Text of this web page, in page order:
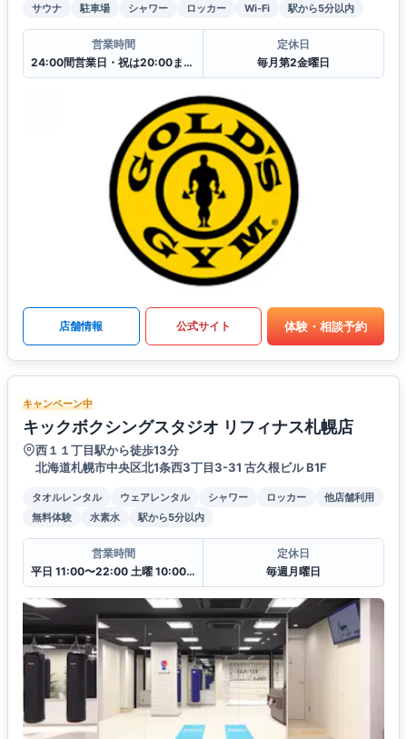
サウナ 駐車場 シャワー ロッカー Wi-Fi 駅から5分以内
営業時間
24:00間営業日・祝は20:00まで翌日10:00からの営業となります.
定休日
毎月第2金曜日
店舗情報 公式サイト 体験・相談予約
キャンペーン中
キックボクシングスタジオ リフィナス札幌店
西１１丁目駅から徒歩13分
北海道札幌市中央区北1条西3丁目3-31 古久根ビル B1F
タオルレンタル ウェアレンタル シャワー ロッカー
他店舗利用
無料体験
水素水 駅から5分以内
営業時間
平日 11:00〜22:00 土曜 10:00〜20:00 日・祝 10:00〜18:00
定休日
毎週月曜日